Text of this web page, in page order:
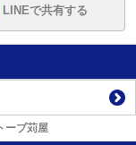
LINEで共有する
ーブ苅屋